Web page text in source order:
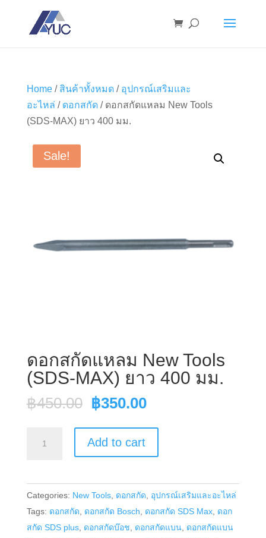
Home/ สินค้าทั้งหมด/ อุปกรณ์เสริมและ
อะไหล่ / ดอกสกัด/ ดอกสกัดแหลม New Tools
(SDS-MAX) ยาว 400 มม.
Sale!
ดอกสกัดแหลม New Tools
(SDS-MAX) ยาว 400 มม.
฿450.00 Original
was:
฿450.00.
฿350.00Current
is:
฿350.00.
New
Tools
(SDS-
MAX)
Add to cart
Categories: New Tools, ดอกสกัด, อุปกรณ์เสริมและอะไหล่
Tags: ดอกสกัด, ดอกสกัด Bosch, ดอกสกัด SDS Max, ดอก
สกัด SDS plus, ดอกสกัดบ๊อช, ดอกสกัดแบน, ดอกสกัดแบน